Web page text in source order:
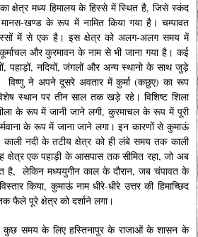
क्षेत्र मध्य हिमालय के हिस्से में स्थित है, जिसे स्कंद
खण्ड के रूप में नामित किया गया है। चम्पावत
में से एक है। इस क्षेत्र को अलग-अलग समय में
और कुरमावन के नाम से भी जाना गया है। कई
पहाड़ों, नदियों, जंगलों और अन्य स्थानो के साथ जुड़े
विष्णु ने अपने दूसरे अवतार में कुर्मा (कछुए) का रूप
स्थान पर तीन साल तक खड़े रहे। विशिष्ट शिला
के रूप में जानी जाने लगी, कुरमाचल के रूप में पूरी
के रूप में जाना जाने लगा। इन कारणों से कुमाऊं
काली नदी के तटीय क्षेत्र को ही लंबे समय तक काली
क्षेत्र एक पहाड़ी के आसपास तक सीमित रहा, जो अब
है, लेकिन मध्ययुगीन काल के दौरान, जब चंपावत के
किया, कुमाऊं नाम धीरे-धीरे उत्तर की हिमाच्छिद
फैले पूरे क्षेत्र को दर्शाने लगा।
कुछ समय के लिए हस्तिनापुर के राजाओं के शासन के